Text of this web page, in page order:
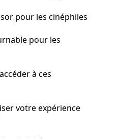
pour les cinéphiles
pour les
à ces
votre expérience